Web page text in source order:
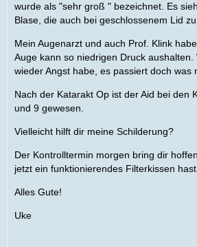
wurde als "sehr groß " bezeichnet. Es
Blase, die auch bei geschlossenem Lid zu
Mein Augenarzt und auch Prof. Klink
Auge kann so niedrigen Druck aushalten.
wieder Angst habe, es passiert doch was
Nach der Katarakt Op ist der Aid bei den
und 9 gewesen.
Vielleicht hilft dir meine Schilderung?
Der Kontrolltermin morgen bring dir
jetzt ein funktionierendes Filterkissen hast.
Alles Gute!
Uke